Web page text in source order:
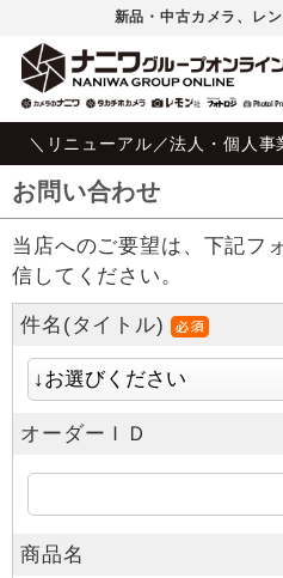
新品・中古カメラ、レ
＼リニューアル／法人・個人事
お問い合わせ
当店へのご要望は、下記フ
信してください。
件名(タイトル)
オーダーＩＤ
商品名